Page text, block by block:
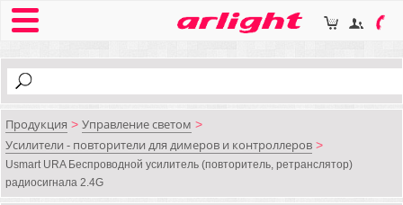
Продукция > Управление светом >
Усилители - повторители для димеров и контроллеров >
Usmart URA Беспроводной усилитель (повторитель, ретранслятор)
радиосигнала 2.4G